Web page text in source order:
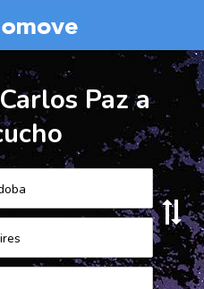
Paz a